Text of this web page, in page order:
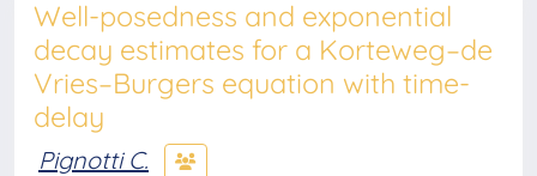
Well-posedness and exponential
decay estimates for a Korteweg–de
Vries–Burgers equation with time-
delay
Pignotti C.